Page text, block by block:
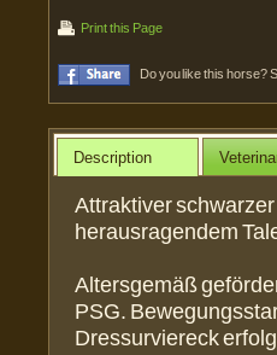
Print this Page
Do you like this horse?
Description
Attraktiver
herausragendem
Altersgemäß
PSG.
Dressurviereck